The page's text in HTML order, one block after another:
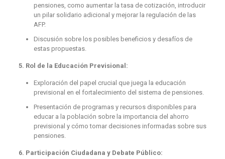
pensiones, como aumentar la tasa de cotización, introducir
un pilar solidario adicional y mejorar la regulación de las
AFP.
Discusión sobre los posibles beneficios y desafíos de
estas propuestas.
5. Rol de la Educación Previsional:
Exploración del papel crucial que juega la educación
previsional en el fortalecimiento del sistema de pensiones.
Presentación de programas y recursos disponibles para
educar a la población sobre la importancia del ahorro
previsional y cómo tomar decisiones informadas sobre sus
pensiones.
6. Participación Ciudadana y Debate Público: